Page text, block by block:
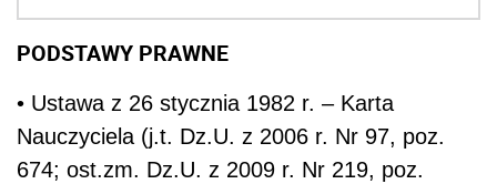
PODSTAWY PRAWNE
• Ustawa z 26 stycznia 1982 r. – Karta
Nauczyciela (j.t. Dz.U. z 2006 r. Nr 97, poz.
674; ost.zm. Dz.U. z 2009 r. Nr 219, poz.